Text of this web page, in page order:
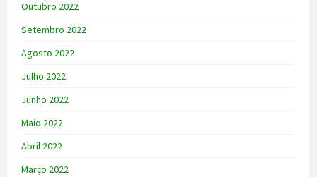
Outubro 2022
Setembro 2022
Agosto 2022
Julho 2022
Junho 2022
Maio 2022
Abril 2022
Março 2022